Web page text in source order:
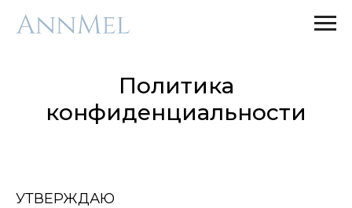
Политика
конфиденциальности
УТВЕРЖДАЮ